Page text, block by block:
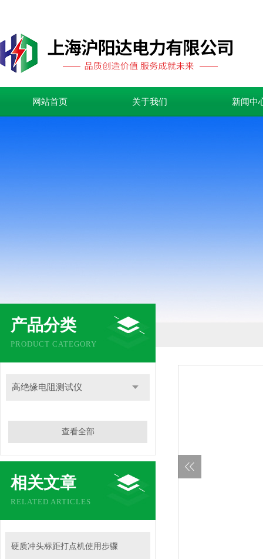
网站首页 关于我们 新闻中
产品分类
PRODUCT CATEGORY
高绝缘电阻测试仪
查看全部
相关文章
RELATED ARTICLES
硬质冲头标距打点机使用步骤